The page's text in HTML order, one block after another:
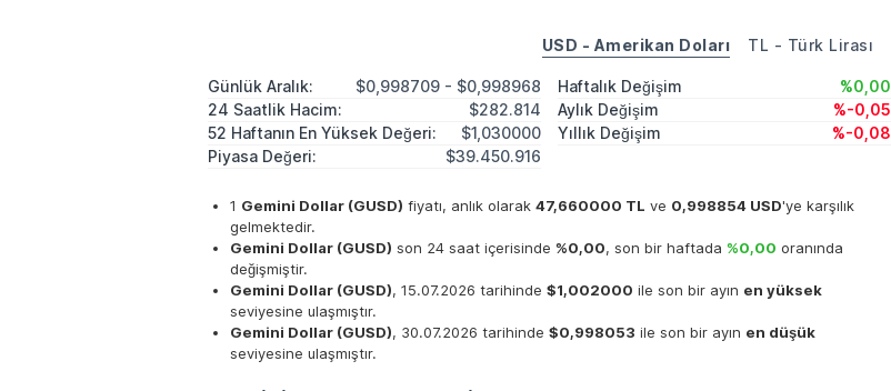
USD - Amerikan Doları TL - Türk Lirası
Günlük Aralık:
$0,998709 - $0,998968
24 Saatlik Hacim:
$282.814
52 Haftanın En Yüksek Değeri:
$1,030000
Piyasa Değeri:
$39.450.916
Haftalık Değişim
%0,00
Aylık Değişim
%-0,05
Yıllık Değişim
%-0,08
1 Gemini Dollar (GUSD) fiyatı, anlık olarak 47,660000 TL ve 0,998854 USD'ye karşılık
gelmektedir.
Gemini Dollar (GUSD) son 24 saat içerisinde %0,00, son bir haftada %0,00 oranında
değişmiştir.
Gemini Dollar (GUSD), 15.07.2026 tarihinde $1,002000 ile son bir ayın en yüksek
seviyesine ulaşmıştır.
Gemini Dollar (GUSD), 30.07.2026 tarihinde $0,998053 ile son bir ayın en düşük
seviyesine ulaşmıştır.